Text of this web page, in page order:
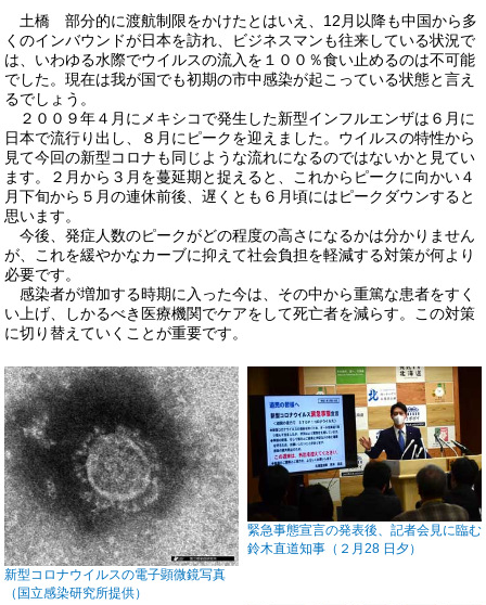
土橋 部分的に渡航制限をかけたとはいえ、12月以降も中国から多
くのインバウンドが日本を訪れ、ビジネスマンも往来している状況で
は、いわゆる水際でウイルスの流入を１００％食い止めるのは不可能
でした。現在は我が国でも初期の市中感染が起こっている状態と言え
るでしょう。
２００９年４月にメキシコで発生した新型インフルエンザは６月に
日本で流行り出し、８月にピークを迎えました。ウイルスの特性から
見て今回の新型コロナも同じような流れになるのではないかと見てい
ます。２月から３月を蔓延期と捉えると、これからピークに向かい４
月下旬から５月の連休前後、遅くとも６月頃にはピークダウンすると
思います。
今後、発症人数のピークがどの程度の高さになるかは分かりません
が、これを緩やかなカーブに抑えて社会負担を軽減する対策が何より
必要です。
感染者が増加する時期に入った今は、その中から重篤な患者をすく
い上げ、しかるべき医療機関でケアをして死亡者を減らす。この対策
に切り替えていくことが重要です。
新型コロナウイルスの電子顕微鏡写真
（国立感染研究所提供）
緊急事態宣言の発表後、記者会見に臨む
鈴木直道知事（２月28 日夕）